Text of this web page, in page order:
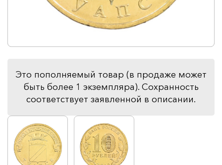
Это пополняемый товар (в продаже может
быть более 1 экземпляра). Сохранность
соответствует заявленной в описании.